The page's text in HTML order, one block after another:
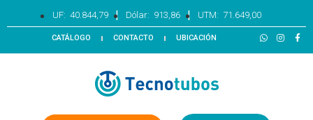
UF: 40.844,79 | Dólar: 913,86 | UTM: 71.649,00
CATÁLOGO CONTACTO UBICACIÓN